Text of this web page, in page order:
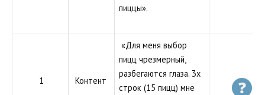
пиццы».
1 Контент
«Для меня выбор
пицц чрезмерный,
разбегаются глаза. 3х
строк (15 пицц) мне